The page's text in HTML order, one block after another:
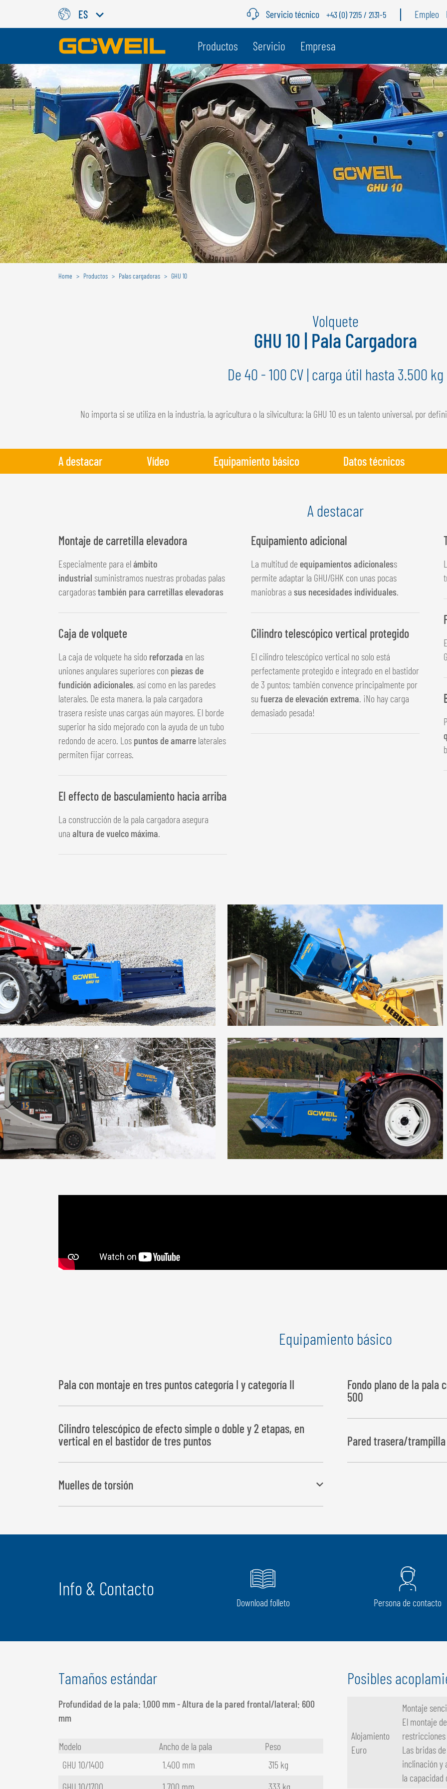
ES
Seleccione su idioma / país
INTERNACIONAL
GÖWEIL
DEUTSCH
ENGLISH
FRANÇAIS
NEDERLANDS
ESPAÑOL
POLSKI
ČESKÝ
BÉLGICA
GÖWEIL BNL
NEDERLANDS
FRANÇAIS
DEUTSCH
Servicio técnico +43 (0) 7215 / 2131-5 Empleo
Productos Servicio Empresa
Home Productos Palas cargadoras GHU 10
Volquete
GHU 10 | Pala Cargadora
De 40 - 100 CV | carga útil hasta 3.500 kg
No importa si se utiliza en la industria, la agricultura o la silvicultura: la GHU 10 es un talento universal, por
A destacar Vídeo Equipamiento básico Datos técnicos
A destacar
Montaje de carretilla elevadora
Especialmente para elámbito
industrial suministramos nuestras probadas palas
cargadorastambién para carretillas elevadoras
Caja de volquete
La caja de volquete ha sido reforzada en las
uniones angulares superiores con piezas de
fundición adicionales, así como en las paredes
laterales. De esta manera, la pala cargadora
trasera resiste unas cargas aún mayores. El borde
superior ha sido mejorado con la ayuda de un tubo
redondo de acero. Los puntos de amarre laterales
permiten fijar correas.
El effecto de basculamiento hacia arriba
La construcción de la pala cargadora asegura
una altura de vuelco máxima
Equipamiento adicional
La multitud de equipamientos adicionaless
permite adaptar la GHU/GHK con unas pocas
maniobras a sus necesidades individuales
Cilindro telescópico vertical protegido
El cilindro telescópico vertical no solo está
perfectamente protegido e integrado en el bastidor
de 3 puntos; también convence principalmente por
su fuerza de elevación extrema . ¡No hay carga
demasiado pesada!
Equipamiento básico
Pala con montaje en tres puntos categoría I y categoría II
Cilindro telescópico de efecto simple o doble y 2 etapas, en
vertical en el bastidor de tres puntos
Muelles de torsión
posición final en la versión de efecto sencillo
Fondo plano de la pala
500
Pared trasera/
Info & Contacto
Download folleto Persona de contacto
Tamaños estándar
Profundidad de la pala: 1.000 mm - Altura de la pared frontal/lateral: 600
mm
Modelo Ancho de la pala
Peso
GHU 10/1400
1.400 mm
315 kg
GHU 10/1700
1.700 mm 333 kg
Posibles
Alojamiento
Euro
Montaje
El montaje
restricciones
Las bridas
inclinación y
la capacidad